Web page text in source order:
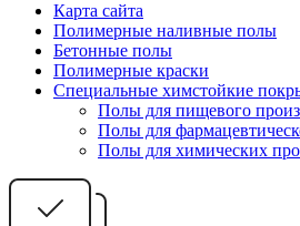
Карта сайта
Полимерные наливные полы
Бетонные полы
Полимерные краски
Специальные химстойкие
Полы для пищевого
Полы для
Полы для химических